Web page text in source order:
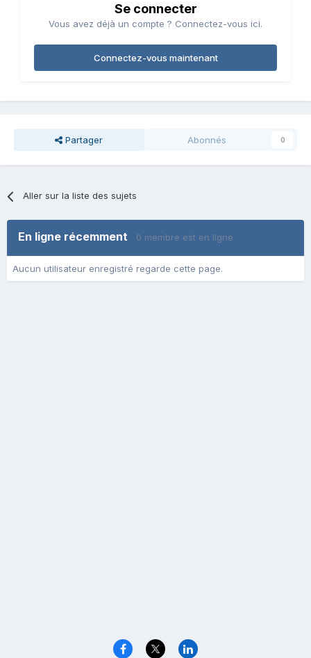
Se connecter
Vous avez déjà un compte ? Connectez-vous ici.
Connectez-vous maintenant
Partager Abonnés 0
Aller sur la liste des sujets
En ligne récemment 0 membre est en ligne
Aucun utilisateur enregistré regarde cette page.